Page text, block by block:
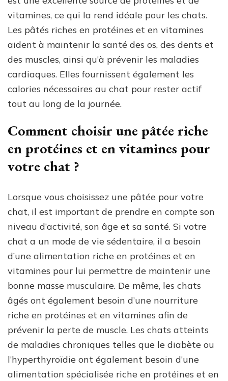
vitamines, ce qui la rend idéale pour les chats.
Les pâtés riches en protéines et en vitamines
aident à maintenir la santé des os, des dents et
des muscles, ainsi qu’à prévenir les maladies
cardiaques. Elles fournissent également les
calories nécessaires au chat pour rester actif
tout au long de la journée.
Comment choisir une pâtée riche
en protéines et en vitamines pour
votre chat ?
Lorsque vous choisissez une pâtée pour votre
chat, il est important de prendre en compte son
niveau d’activité, son âge et sa santé. Si votre
chat a un mode de vie sédentaire, il a besoin
d’une alimentation riche en protéines et en
vitamines pour lui permettre de maintenir une
bonne masse musculaire. De même, les chats
âgés ont également besoin d’une nourriture
riche en protéines et en vitamines afin de
prévenir la perte de muscle. Les chats atteints
de maladies chroniques telles que le diabète ou
l’hyperthyroïdie ont également besoin d’une
alimentation spécialisée riche en protéines et en